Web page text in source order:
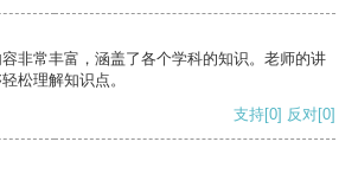
非常丰富，涵盖了各个学科的知识。老师的讲
松理解知识点。
支持[0] 反对[0]